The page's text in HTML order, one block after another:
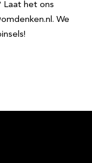
Laat het ons
We